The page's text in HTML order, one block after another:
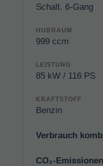
Schalt. 6-Gang
HUBRAUM
999 ccm
LEISTUNG
85 kW / 116 PS
KRAFTSTOFF
Benzin
Verbrauch
CO₂-